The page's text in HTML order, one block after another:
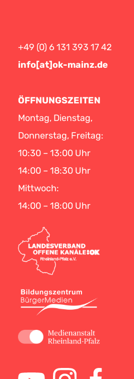
+49 (0) 6 131 393 17 42
info[at]ok-mainz.de
ÖFFNUNGSZEITEN
Montag, Dienstag,
Donnerstag, Freitag:
10:30 – 13:00 Uhr
14:00 – 18:30 Uhr
Mittwoch:
14:00 – 18:00 Uhr